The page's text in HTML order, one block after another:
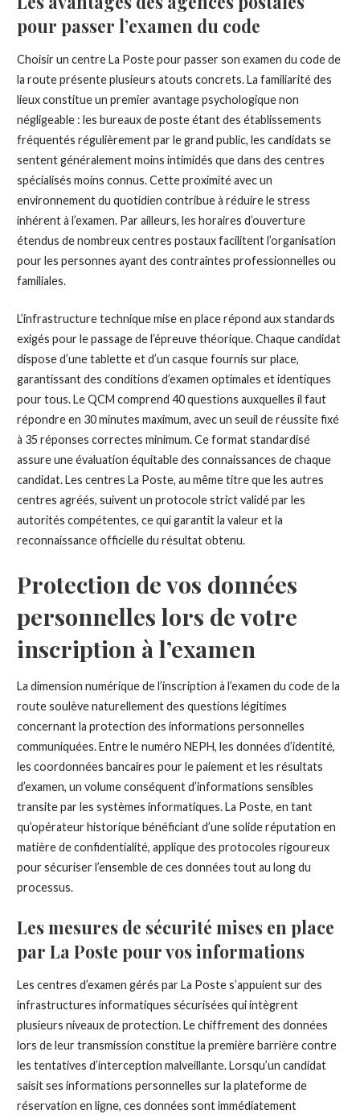
pour passer l’examen du code
Choisir un centre La Poste pour passer son examen du code de
la route présente plusieurs atouts concrets. La familiarité des
lieux constitue un premier avantage psychologique non
négligeable : les bureaux de poste étant des établissements
fréquentés régulièrement par le grand public, les candidats se
sentent généralement moins intimidés que dans des centres
spécialisés moins connus. Cette proximité avec un
environnement du quotidien contribue à réduire le stress
inhérent à l’examen. Par ailleurs, les horaires d’ouverture
étendus de nombreux centres postaux facilitent l’organisation
pour les personnes ayant des contraintes professionnelles ou
familiales.
L’infrastructure technique mise en place répond aux standards
exigés pour le passage de l’épreuve théorique. Chaque candidat
dispose d’une tablette et d’un casque fournis sur place,
garantissant des conditions d’examen optimales et identiques
pour tous. Le QCM comprend 40 questions auxquelles il faut
répondre en 30 minutes maximum, avec un seuil de réussite fixé
à 35 réponses correctes minimum. Ce format standardisé
assure une évaluation équitable des connaissances de chaque
candidat. Les centres La Poste, au même titre que les autres
centres agréés, suivent un protocole strict validé par les
autorités compétentes, ce qui garantit la valeur et la
reconnaissance officielle du résultat obtenu.
Protection de vos données
personnelles lors de votre
inscription à l’examen
La dimension numérique de l’inscription à l’examen du code de la
route soulève naturellement des questions légitimes
concernant la protection des informations personnelles
communiquées. Entre le numéro NEPH, les données d’identité,
les coordonnées bancaires pour le paiement et les résultats
d’examen, un volume conséquent d’informations sensibles
transite par les systèmes informatiques. La Poste, en tant
qu’opérateur historique bénéficiant d’une solide réputation en
matière de confidentialité, applique des protocoles rigoureux
pour sécuriser l’ensemble de ces données tout au long du
processus.
Les mesures de sécurité mises en place
par La Poste pour vos informations
Les centres d’examen gérés par La Poste s’appuient sur des
infrastructures informatiques sécurisées qui intègrent
plusieurs niveaux de protection. Le chiffrement des données
lors de leur transmission constitue la première barrière contre
les tentatives d’interception malveillante. Lorsqu’un candidat
saisit ses informations personnelles sur la plateforme de
réservation en ligne, ces données sont immédiatement